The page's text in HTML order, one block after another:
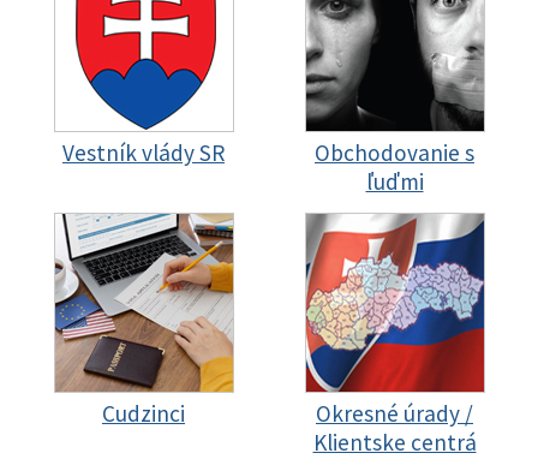
Vestník vlády SR
Obchodovanie s
ľuďmi
Cudzinci
Okresné úrady /
Klientske centrá